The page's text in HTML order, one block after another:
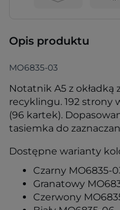
Opis produktu
MO6835-03
Notatnik A5 z okładką
recyklingu. 192 strony
(96 kartek).
tasiemka do
Dostępne warianty
Czarny MO6835-
Granatowy
Czerwony